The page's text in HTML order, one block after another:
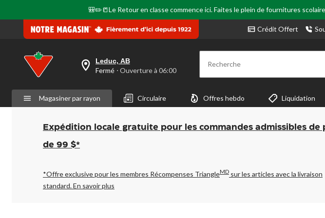
🎒✏️📒Le Retour en classe commence ici. Faites le plein de fournitures
Crédit Offert
votre
est
Leduc,
AB,
Fermé,
Ouverture
à
pour
changer
Leduc, AB
Fermé ⋅ Ouverture à 06:00 Recherche
Magasiner par rayon Circulaire Offres hebdo Liquidation
Expédition locale gratuite pour les commandes admissibles de
de 99 $*
*Offre exclusive pour les membres Récompenses TriangleMD sur les articles avec la livraison
standard.En savoir plus